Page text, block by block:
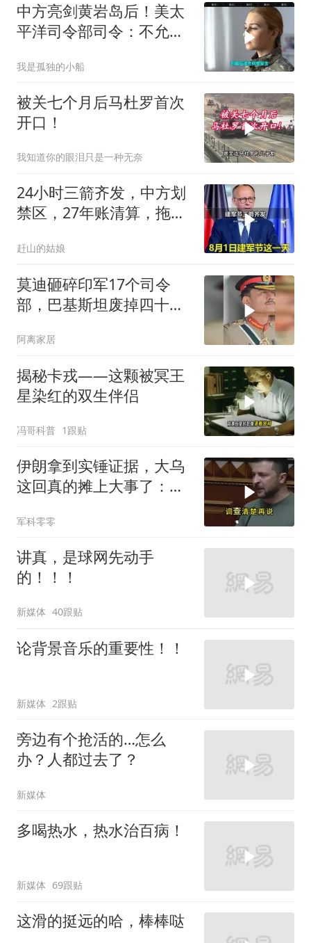
中方亮剑黄岩岛后！美太
平洋司令部司令：不允许
我是孤独的小船
被关七个月后马杜罗首次
开口！
我知道你的眼泪只是一种无奈
24小时三箭齐发，中方划
禁区，27年账清算，拖船
赶山的姑娘
莫迪砸碎印军17个司令
部，巴基斯坦废掉四十年
变天
阿离家居
揭秘卡戎——这颗被冥王
星染红的双生伴侣
冯哥科普 1跟贴
伊朗拿到实锤证据，大乌
这回真的摊上大事了：私
军科零零
讲真，是球网先动手
的！！！
新媒体 40跟贴
论背景音乐的重要性！！
新媒体 2跟贴
旁边有个抢活的…怎么
办？人都过去了？
新媒体
多喝热水，热水治百病！
新媒体 69跟贴
这滑的挺远的哈，棒棒哒